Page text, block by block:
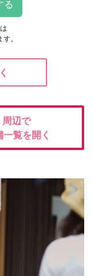
。
周辺で
覧を開く